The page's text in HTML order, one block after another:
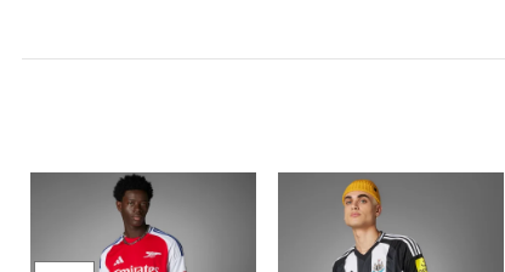
Price Reduced From